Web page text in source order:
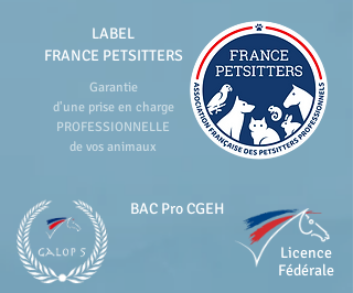
LABEL
FRANCE PETSITTERS
Garantie
d'une prise en charge
PROFESSIONNELLE
de vos animaux
BAC Pro CGEH
Licence
Fédérale